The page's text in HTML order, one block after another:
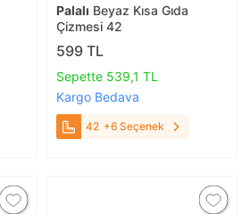
Palalı Beyaz Kısa Gıda
Çizmesi 42
599 TL
Sepette 539,1 TL
Kargo Bedava
42 +6 Seçenek